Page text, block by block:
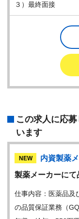
３）最終面接
この求人に応
います
NEW
内資製薬
製薬メーカーに
仕事内容：医薬品及
の品質保証業務（